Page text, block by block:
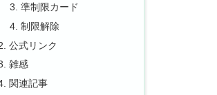
準制限カード
制限解除
公式リンク
雑感
関連記事